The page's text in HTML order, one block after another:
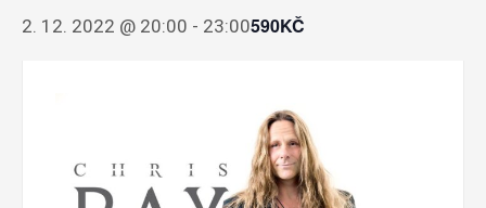
2. 12. 2022 @ 20:00 - 23:00590KČ